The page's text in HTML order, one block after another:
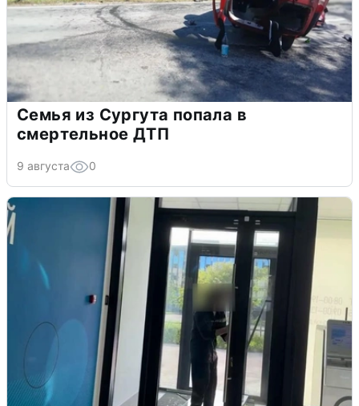
Семья из Сургута попала в
смертельное ДТП
9 августа 0